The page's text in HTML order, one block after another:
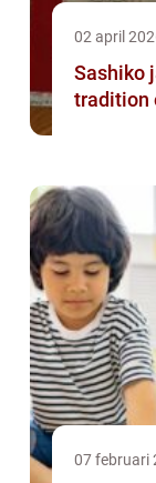
02 april
Sashiko japanskt broderi som förenar
tradition
07 februari